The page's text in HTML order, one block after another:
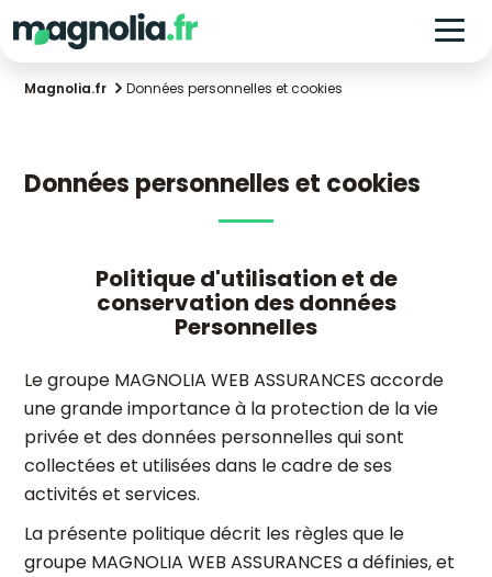
Magnolia.fr Données personnelles et cookies
Données personnelles et cookies
Politique d'utilisation et de
conservation des données
Personnelles
Le groupe MAGNOLIA WEB ASSURANCES accorde
une grande importance à la protection de la vie
privée et des données personnelles qui sont
collectées et utilisées dans le cadre de ses
activités et services.
La présente politique décrit les règles que le
groupe MAGNOLIA WEB ASSURANCES a définies, et